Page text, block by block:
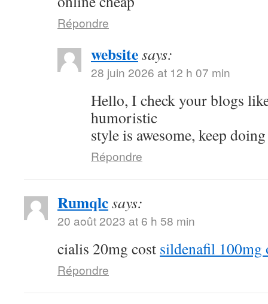
Répondre
websitesays:
28 juin 2026 at 12 h 07 min
Hello, I check your blogs
humoristic
style is awesome, keep
Répondre
Rumqlcsays:
20 août 2023 at 6 h 58 min
cialis 20mg cost sildenafil 100mg
Répondre